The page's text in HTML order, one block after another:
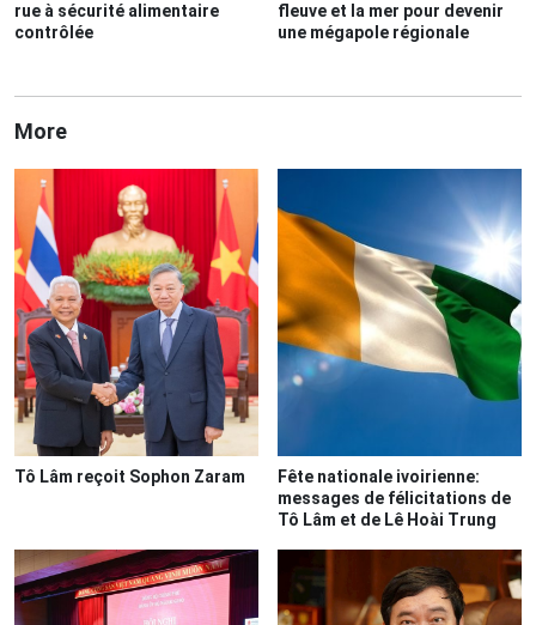
rue à sécurité alimentaire
contrôlée
fleuve et la mer pour devenir
une mégapole régionale
More
Tô Lâm reçoit Sophon Zaram
Fête nationale ivoirienne:
messages de félicitations de
Tô Lâm et de Lê Hoài Trung